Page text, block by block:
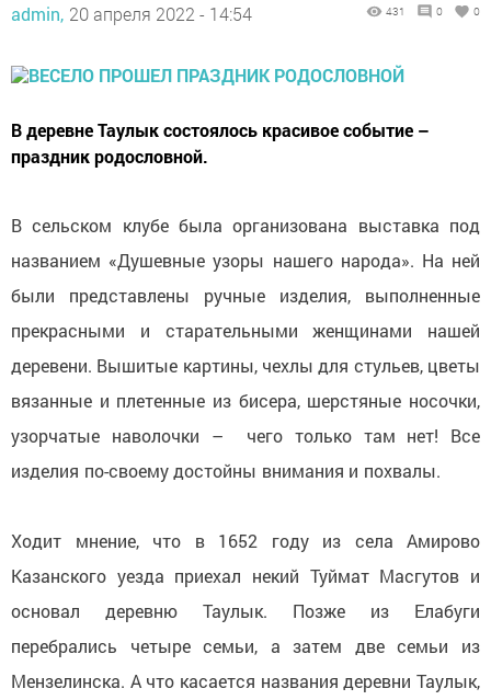
admin, 20 апреля 2022 - 14:54 431 0 0
В деревне Таулык состоялось красивое событие –
праздник родословной.
В сельском клубе была организована выставка под
названием «Душевные узоры нашего народа». На ней
были представлены ручные изделия, выполненные
прекрасными и старательными женщинами нашей
деревени. Вышитые картины, чехлы для стульев, цветы
вязанные и плетенные из бисера, шерстяные носочки,
узорчатые наволочки – чего только там нет! Все
изделия по-своему достойны внимания и похвалы.
Ходит мнение, что в 1652 году из села Амирово
Казанского уезда приехал некий Туймат Масгутов и
основал деревню Таулык. Позже из Елабуги
перебрались четыре семьи, а затем две семьи из
Мензелинска. А что касается названия деревни Таулык,